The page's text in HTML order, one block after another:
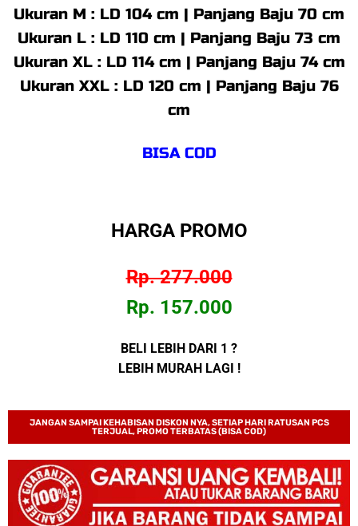
Ukuran M : LD 104 cm | Panjang Baju 70 cm
Ukuran L : LD 110 cm | Panjang Baju 73 cm
Ukuran XL : LD 114 cm | Panjang Baju 74 cm
Ukuran XXL : LD 120 cm | Panjang Baju 76
cm
BISA COD
HARGA PROMO
Rp. 277.000
Rp. 157.000
BELI LEBIH DARI 1 ?
LEBIH MURAH LAGI !
JANGAN SAMPAI KEHABISAN DISKON NYA, SETIAP HARI RATUSAN PCS
TERJUAL, PROMO TERBATAS (BISA COD)